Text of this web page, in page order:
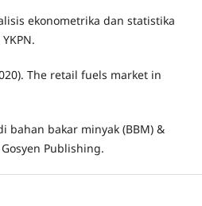
ekonometrika dan statistika
The retail fuels market in
bahan bakar minyak (BBM) &
Publishing.